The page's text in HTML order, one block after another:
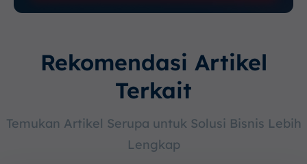
Rekomendasi Artikel
Terkait
Temukan Artikel Serupa untuk Solusi Bisnis Lebih
Lengkap